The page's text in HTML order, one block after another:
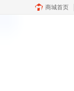
商城首页